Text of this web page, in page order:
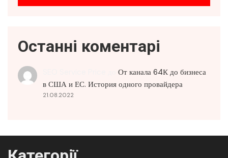
Останні коментарі
От канала 64К до бизнеса
в США и ЕС. История одного провайдера
21.08.2022